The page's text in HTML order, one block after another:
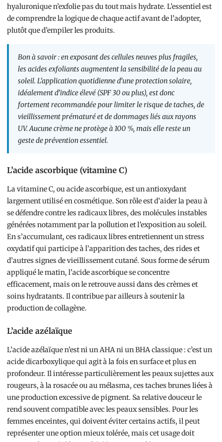
hyaluronique n’exfolie pas du tout mais hydrate. L’essentiel est
de comprendre la logique de chaque actif avant de l’adopter,
plutôt que d’empiler les produits.
Bon à savoir : en exposant des cellules neuves plus fragiles,
les acides exfoliants augmentent la sensibilité de la peau au
soleil. L’application quotidienne d’une protection solaire,
idéalement d’indice élevé (SPF 30 ou plus), est donc
fortement recommandée pour limiter le risque de taches, de
vieillissement prématuré et de dommages liés aux rayons
UV. Aucune crème ne protège à 100 %, mais elle reste un
geste de prévention essentiel.
L’acide ascorbique (vitamine C)
La vitamine C, ou acide ascorbique, est un antioxydant
largement utilisé en cosmétique. Son rôle est d’aider la peau à
se défendre contre les radicaux libres, des molécules instables
générées notamment par la pollution et l’exposition au soleil.
En s’accumulant, ces radicaux libres entretiennent un stress
oxydatif qui participe à l’apparition des taches, des rides et
d’autres signes de vieillissement cutané. Sous forme de sérum
appliqué le matin, l’acide ascorbique se concentre
efficacement, mais on le retrouve aussi dans des crèmes et
soins hydratants. Il contribue par ailleurs à soutenir la
production de collagène.
L’acide azélaïque
L’acide azélaïque n’est ni un AHA ni un BHA classique : c’est un
acide dicarboxylique qui agit à la fois en surface et plus en
profondeur. Il intéresse particulièrement les peaux sujettes aux
rougeurs, à la rosacée ou au mélasma, ces taches brunes liées à
une production excessive de pigment. Sa relative douceur le
rend souvent compatible avec les peaux sensibles. Pour les
femmes enceintes, qui doivent éviter certains actifs, il peut
représenter une option mieux tolérée, mais cet usage doit